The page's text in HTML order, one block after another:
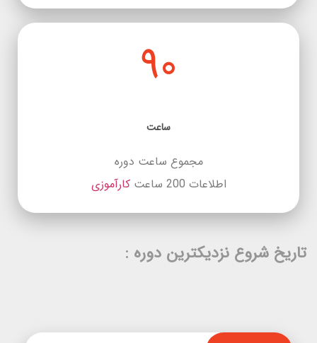
90
ساعت
مجموع ساعت دوره
اطلاعات 200 ساعت
کارآموزی
تاریخ شروع نزدیکترین دوره :